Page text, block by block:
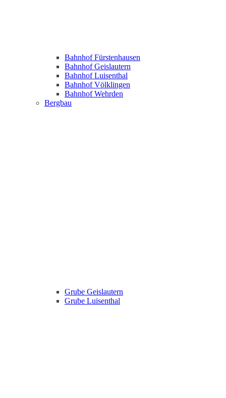
Bahnhof Fürstenhausen
Bahnhof Geislautern
Bahnhof Luisenthal
Bahnhof Völklingen
Bahnhof Wehrden
Bergbau
Grube Geislautern
Grube Luisenthal